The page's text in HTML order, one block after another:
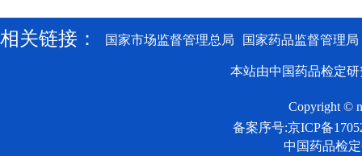
相关链接： 国家市场监督管理总局 国家药品监督管理局
本站由中国药品检定
Copyright ©
备案序号:京ICP备
中国药品检